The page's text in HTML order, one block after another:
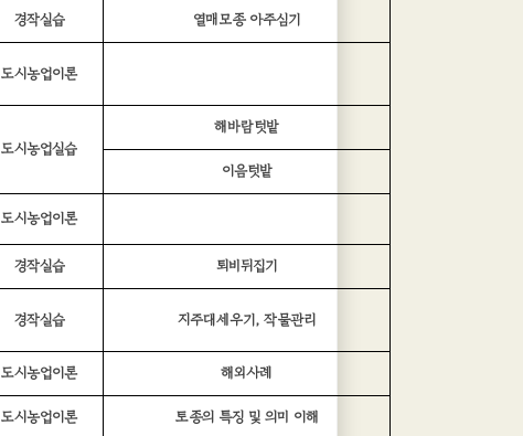
경작실습 열매모종 아주심기
도시농업이론
도시농업실습
해바람텃밭
이음텃밭
도시농업이론
경작실습 퇴비뒤집기
경작실습 지주대세우기, 작물관리
도시농업이론 해외사례
도시농업이론 토종의 특징 및 의미 이해